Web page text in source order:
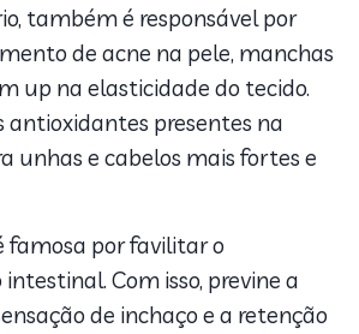
também é responsável por
de acne na pele, manchas
up na elasticidade do tecido.
antioxidantes presentes na
unhas e cabelos mais fortes e
famosa por favilitar o
Com isso, previne a
de inchaço e a retenção